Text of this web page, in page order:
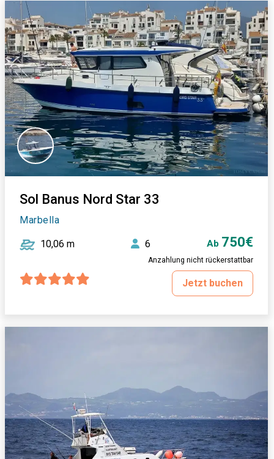
Sol Banus Nord Star 33
Marbella
10,06 m 6 Ab 750€
Anzahlung nicht rückerstattbar
Jetzt buchen